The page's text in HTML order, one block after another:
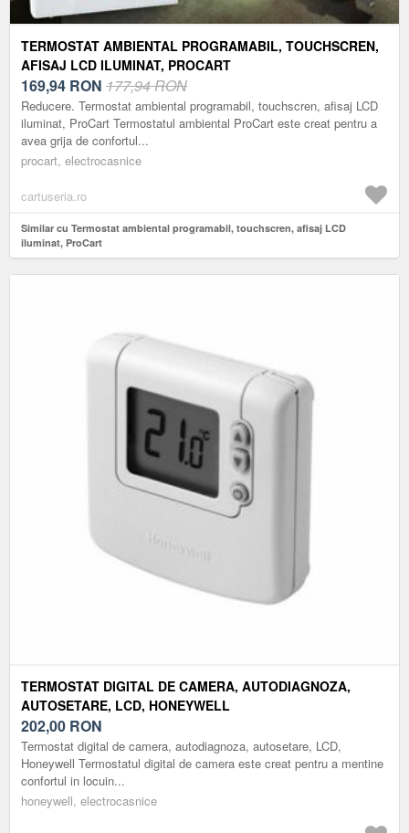
TERMOSTAT AMBIENTAL PROGRAMABIL, TOUCHSCREN,
AFISAJ LCD ILUMINAT, PROCART
169,94 RON 177,94 RON
Reducere. Termostat ambiental programabil, touchscren, afisaj LCD
iluminat, ProCart Termostatul ambiental ProCart este creat pentru a
avea grija de confortul...
procart, electrocasnice
cartuseria.ro
Similar cu Termostat ambiental programabil, touchscren, afisaj LCD
iluminat, ProCart
TERMOSTAT DIGITAL DE CAMERA, AUTODIAGNOZA,
AUTOSETARE, LCD, HONEYWELL
202,00 RON
Termostat digital de camera, autodiagnoza, autosetare, LCD,
Honeywell Termostatul digital de camera este creat pentru a mentine
confortul in locuin...
honeywell, electrocasnice